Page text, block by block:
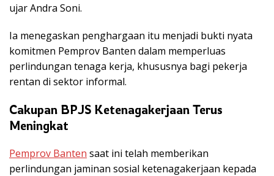
ujar Andra Soni.
Ia menegaskan penghargaan itu menjadi bukti nyata
komitmen Pemprov Banten dalam memperluas
perlindungan tenaga kerja, khususnya bagi pekerja
rentan di sektor informal.
Cakupan BPJS Ketenagakerjaan Terus
Meningkat
Pemprov Banten saat ini telah memberikan
perlindungan jaminan sosial ketenagakerjaan kepada